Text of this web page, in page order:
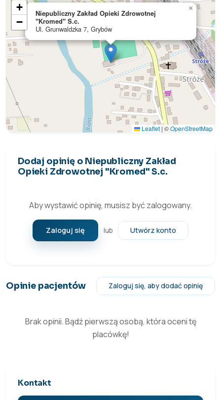
Niepubliczny Zakład Opieki Zdrowotnej
"Kromed" S.c.
Ul. Grunwaldzka 7, Grybów
×
+
−
Leaflet |©OpenStreetMap
Dodaj opinię o Niepubliczny Zakład
Opieki Zdrowotnej "Kromed" S.c.
Aby wystawić opinię, musisz być zalogowany.
Zaloguj się lub Utwórz konto
Opinie pacjentów Zaloguj się, aby dodać opinię
Brak opinii. Bądź pierwszą osobą, która oceni tę
placówkę!
Kontakt